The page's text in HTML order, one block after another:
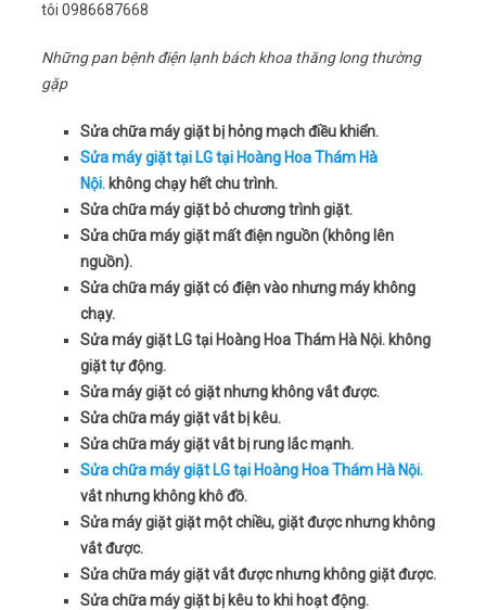
tôi 0986687668
Những pan bệnh điện lạnh bách khoa thăng long thường
gặp
Sửa chữa máy giặt bị hỏng mạch điều khiển.
Sửa máy giặt tại LG tại Hoàng Hoa Thám Hà
Nội. không chạy hết chu trình.
Sửa chữa máy giặt bỏ chương trình giặt.
Sửa chữa máy giặt mất điện nguồn (không lên
nguồn).
Sửa chữa máy giặt có điện vào nhưng máy không
chạy.
Sửa máy giặt LG tại Hoàng Hoa Thám Hà Nội. không
giặt tự động.
Sửa máy giặt có giặt nhưng không vắt được.
Sửa chữa máy giặt vắt bị kêu.
Sửa chữa máy giặt vắt bị rung lắc mạnh.
Sửa chữa máy giặt LG tại Hoàng Hoa Thám Hà Nội.
vắt nhưng không khô đồ.
Sửa máy giặt giặt một chiều, giặt được nhưng không
vắt được.
Sửa chữa máy giặt vắt được nhưng không giặt được.
Sửa chữa máy giặt bị kêu to khi hoạt động.